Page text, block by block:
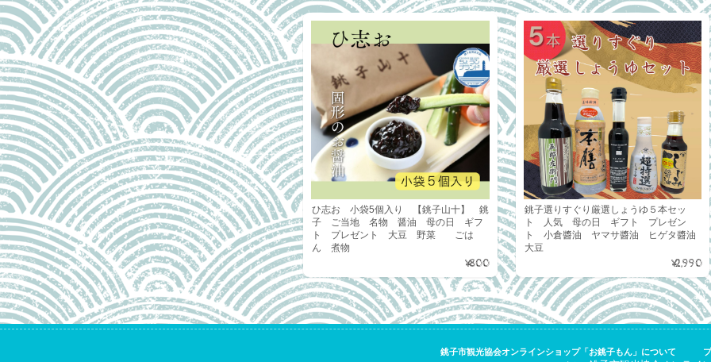
ひ志お 小袋5個入り 【銚子山十】 銚
子 ご当地 名物 醤油 母の日 ギフ
ト プレゼント 大豆 野菜 ごは
ん 煮物
¥800
銚子選りすぐり厳選しょうゆ５本セッ
ト 人気 母の日 ギフト プレゼン
ト 小倉醬油 ヤマサ醬油 ヒゲタ醬油
大豆
¥2,990
銚子市観光協会オンラインショップ「お銚子もん」について